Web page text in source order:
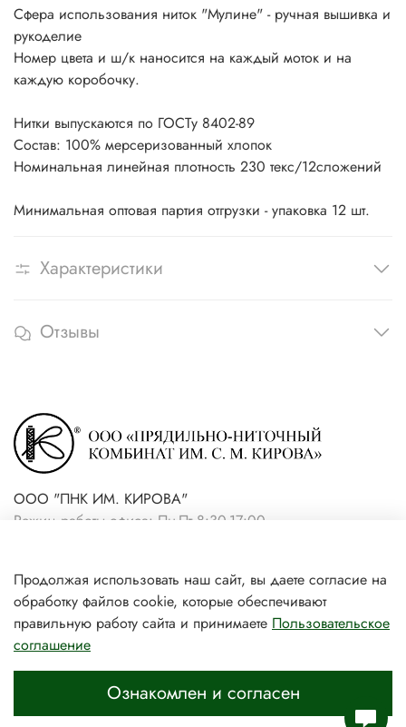
Сфера использования ниток "Мулине" - ручная вышивка и
рукоделие
Номер цвета и ш/к наносится на каждый моток и на
каждую коробочку.
Нитки выпускаются по ГОСТу 8402-89
Состав: 100% мерсеризованный хлопок
Номинальная линейная плотность 230 текс/12сложений
Минимальная оптовая партия отгрузки - упаковка 12 шт.
Характеристики
Отзывы
ООО "ПНК ИМ. КИРОВА"
Режим работы офиса: Пн-Пт 8:30-17:00
магазин)
+7(931) 239-81-06 (розничный
магазин)
Продолжая использовать наш сайт, вы даете согласие на
обработку файлов cookie, которые обеспечивают
правильную работу сайта и принимаете Пользовательское
соглашение
Ознакомлен и согласен